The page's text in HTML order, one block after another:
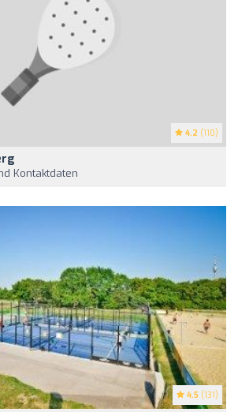
4.2 (110)
Kontaktdaten
4.5 (131)